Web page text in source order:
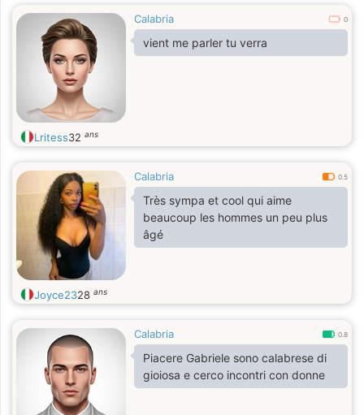
Calabria 0
vient me parler tu verra
Lritess32 ans
Calabria 0.5
Très sympa et cool qui aime
beaucoup les hommes un peu plus
âgé
Joyce2328 ans
Calabria 0.8
Piacere Gabriele sono calabrese di
gioiosa e cerco incontri con donne